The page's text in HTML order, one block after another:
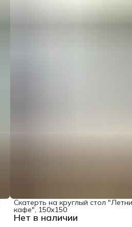
Нет в наличии
Скатерть на круглый стол
кафе", 150х150